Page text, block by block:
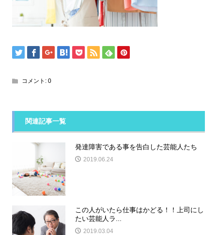
コメント: 0
関連記事一覧
発達障害である事を告白した芸能人たち
2019.06.24
この人がいたら仕事はかどる！！上司にし
たい芸能人ラ...
2019.03.04